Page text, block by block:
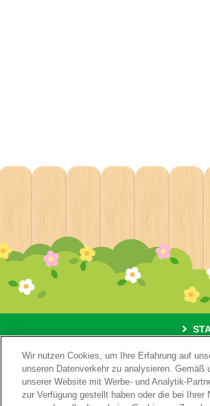
Impressum
Wir nutzen Cookies, um Ihre Erfahrung auf
unseren Datenverkehr zu analysieren. Gemäß
unserer Website mit Werbe- und Analytik-
zur Verfügung gestellt haben oder die bei